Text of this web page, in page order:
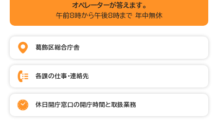
オペレーターが答えます。
午前8時から午後8時まで 年中無休
葛飾区総合庁舎
各課の仕事・連絡先
休日開庁窓口の開庁時間と取扱業務